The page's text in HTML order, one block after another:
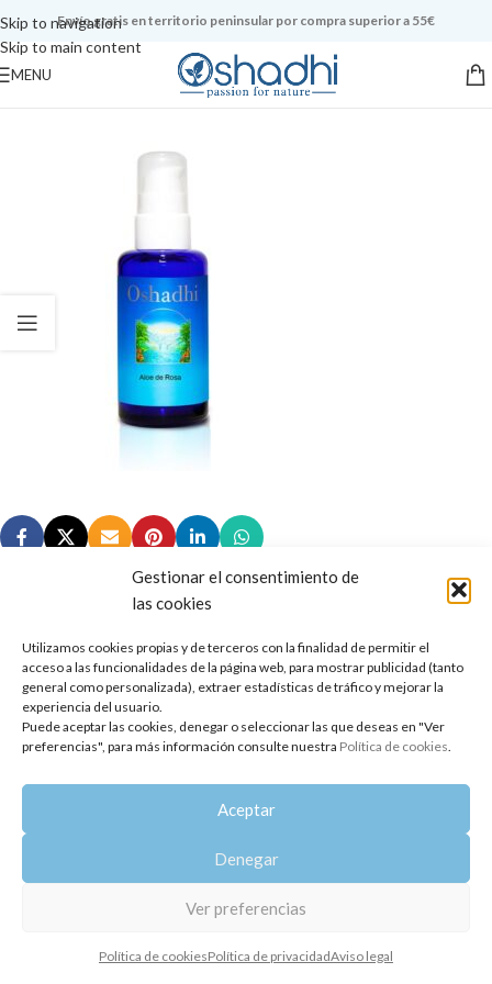
Gestionar el consentimiento de
las cookies
Utilizamos cookies propias y de terceros con la finalidad de permitir el
acceso a las funcionalidades de la página web, para mostrar publicidad (tanto
general como personalizada), extraer estadísticas de tráfico y mejorar la
experiencia del usuario.
Puede aceptar las cookies, denegar o seleccionar las que deseas en "Ver
preferencias", para más información consulte nuestra Política de cookies.
Aceptar
Denegar
Ver preferencias
Política de cookiesPolítica de privacidadAviso legal
Skip to navigation
Skip to main content
Envío gratis en territorio peninsular por compra superior a 55€
MENU
Copyright 2014-2025 Oshadhi España
Todos los derechos reservados.
Política de privacidad | Aviso legal | Política de cookies